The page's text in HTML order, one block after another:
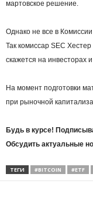
мартовское решение.
Однако не все в
Так комиссар SEC
скажется на инвесторах
На момент подготовки
при рыночной
Будь в курсе!
Обсудить актуальные
ТЕГИ #BITCOIN #ETF